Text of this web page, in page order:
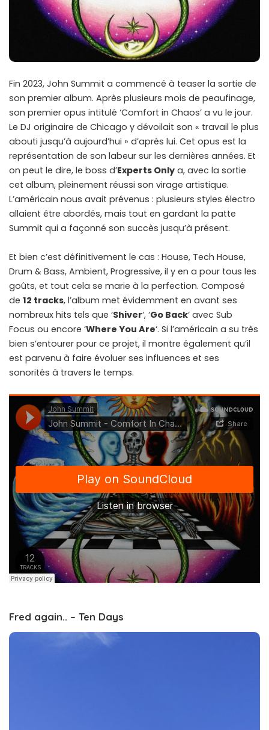
Fin 2023, John Summit a commencé à teaser la sortie de
son premier album. Après plusieurs mois de peaufinage,
son premier opus intitulé ‘Comfort in Chaos’ a vu le jour.
Le DJ originaire de Chicago y dévoilait son « travail le plus
abouti jusqu’à aujourd’hui » d’après lui. Cet opus est la
représentation de son labeur sur les dernières années. Et
on peut le dire, le boss d’Experts Only a, avec la sortie
cet album, pleinement réussi son virage artistique.
L’américain nous avait prévenus : plusieurs styles électro
allaient être abordés, mais tout en gardant la patte
Summit qui a façonné son succès jusqu’à présent.
Et bien c’est définitivement le cas : House, Tech House,
Drum & Bass, Ambient, Progressive, il y en a pour tous les
goûts, et tout cela se marie à la perfection. Composé
de 12 tracks, l’album met évidemment en avant ses
nombreux hits tels que ‘Shiver‘, ‘Go Back‘ avec Sub
Focus ou encore ‘Where You Are‘. Si l’américain a su très
bien s’entourer pour ce projet, il montre également qu’il
est parvenu à faire évoluer ses influences et ses
sonorités à travers le temps.
Fred again.. – Ten Days